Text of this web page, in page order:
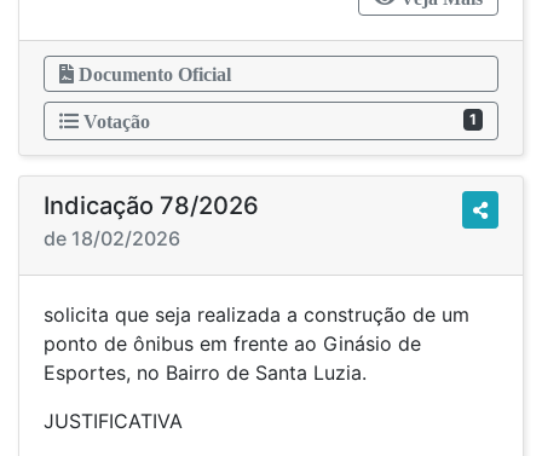
Documento Oficial
Votação 1
Indicação 78/2026
de 18/02/2026
solicita que seja realizada a construção de um
ponto de ônibus em frente ao Ginásio de
Esportes, no Bairro de Santa Luzia.
JUSTIFICATIVA